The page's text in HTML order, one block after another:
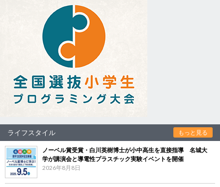
ライフスタイル もっと見る
ノーベル賞受賞・白川英樹博士が小中高生を直接指導 名城大
学が講演会と導電性プラスチック実験イベントを開催
2026年8月8日